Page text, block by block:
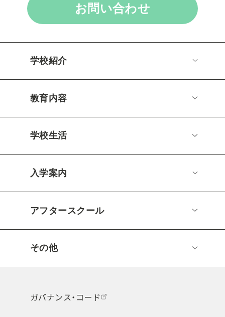
お問い合わせ
学校紹介
教育内容
学校生活
入学案内
アフタースクール
その他
ガバナンス・コード